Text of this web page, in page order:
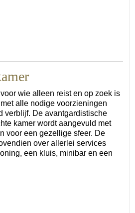
wie alleen reist en op zoek is
alle nodige voorzieningen
verblijf. De avantgardistische
kamer wordt aangevuld met
voor een gezellige sfeer. De
over allerlei services
een kluis, minibar en een